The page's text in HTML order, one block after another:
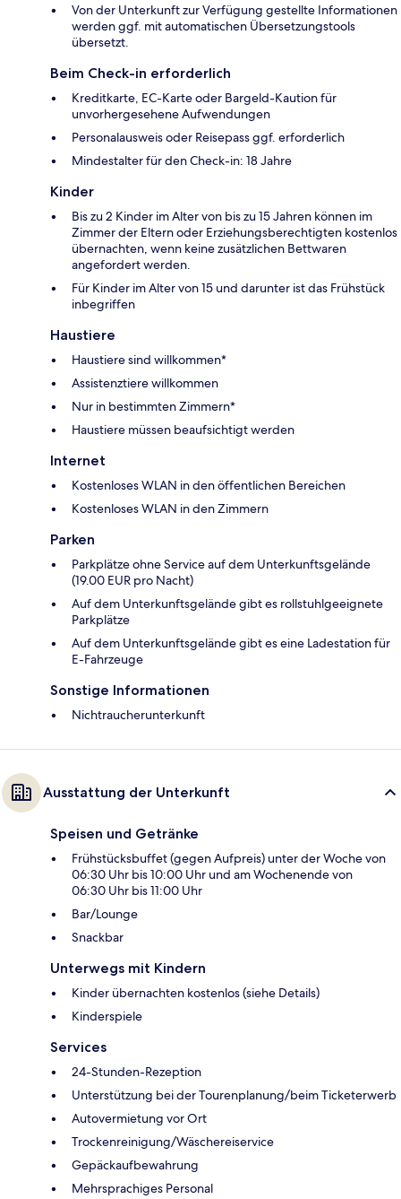
Von der Unterkunft zur Verfügung gestellte Informationen
werden ggf. mit automatischen Übersetzungstools
übersetzt.
Beim Check-in erforderlich
Kreditkarte, EC-Karte oder Bargeld-Kaution für
unvorhergesehene Aufwendungen
Personalausweis oder Reisepass ggf. erforderlich
Mindestalter für den Check-in: 18 Jahre
Kinder
Bis zu 2 Kinder im Alter von bis zu 15 Jahren können im
Zimmer der Eltern oder Erziehungsberechtigten kostenlos
übernachten, wenn keine zusätzlichen Bettwaren
angefordert werden.
Für Kinder im Alter von 15 und darunter ist das Frühstück
inbegriffen
Haustiere
Haustiere sind willkommen*
Assistenztiere willkommen
Nur in bestimmten Zimmern*
Haustiere müssen beaufsichtigt werden
Internet
Kostenloses WLAN in den öffentlichen Bereichen
Kostenloses WLAN in den Zimmern
Parken
Parkplätze ohne Service auf dem Unterkunftsgelände
(19.00 EUR pro Nacht)
Auf dem Unterkunftsgelände gibt es rollstuhlgeeignete
Parkplätze
Auf dem Unterkunftsgelände gibt es eine Ladestation für
E-Fahrzeuge
Sonstige Informationen
Nichtraucherunterkunft
Ausstattung der Unterkunft
Speisen und Getränke
Frühstücksbuffet (gegen Aufpreis) unter der Woche von
06:30 Uhr bis 10:00 Uhr und am Wochenende von
06:30 Uhr bis 11:00 Uhr
Bar/Lounge
Snackbar
Unterwegs mit Kindern
Kinder übernachten kostenlos (siehe Details)
Kinderspiele
Services
24-Stunden-Rezeption
Unterstützung bei der Tourenplanung/beim Ticketerwerb
Autovermietung vor Ort
Trockenreinigung/Wäschereiservice
Gepäckaufbewahrung
Mehrsprachiges Personal